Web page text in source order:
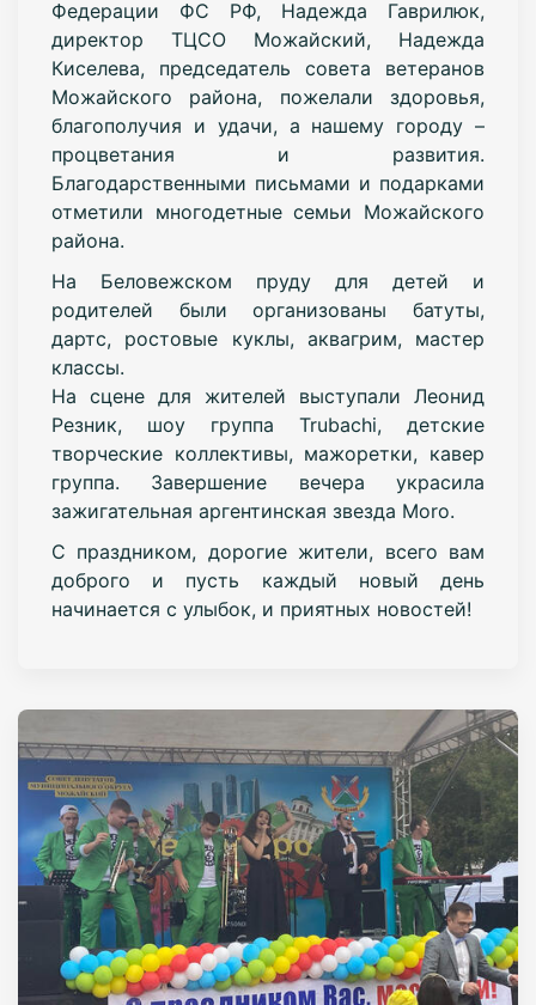
Федерации ФС РФ, Надежда Гаврилюк,
директор ТЦСО Можайский, Надежда
Киселева, председатель совета ветеранов
Можайского района, пожелали здоровья,
благополучия и удачи, а нашему городу –
процветания и развития.
Благодарственными письмами и подарками
отметили многодетные семьи Можайского
района.
На Беловежском пруду для детей и
родителей были организованы батуты,
дартс, ростовые куклы, аквагрим, мастер
классы.
На сцене для жителей выступали Леонид
Резник, шоу группа Trubachi, детские
творческие коллективы, мажоретки, кавер
группа. Завершение вечера украсила
зажигательная аргентинская звезда Moro.
С праздником, дорогие жители, всего вам
доброго и пусть каждый новый день
начинается с улыбок, и приятных новостей!